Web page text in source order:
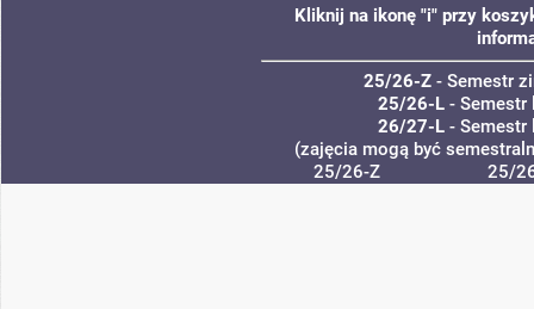
Kliknij na ikonę "i" przy
25/26-Z - Semestr
25/26-L -
26/27-L -
(zajęcia mogą być
25/26-Z
25/